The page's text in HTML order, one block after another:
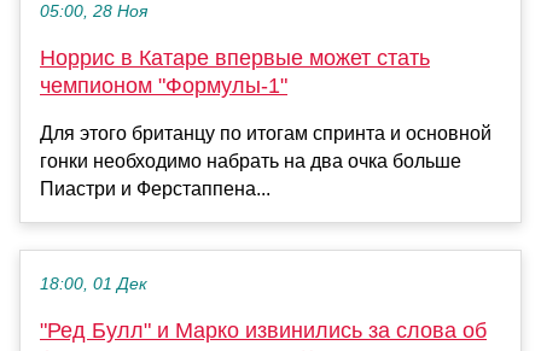
05:00, 28 Ноя
Норрис в Катаре впервые может стать
чемпионом "Формулы-1"
Для этого британцу по итогам спринта и основной
гонки необходимо набрать на два очка больше
Пиастри и Ферстаппена...
18:00, 01 Дек
"Ред Булл" и Марко извинились за слова об